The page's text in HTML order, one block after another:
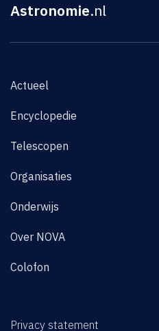
Astronomie.nl
Actueel
Encyclopedie
Telescopen
Organisaties
Onderwijs
Over NOVA
Colofon
Privacy statement